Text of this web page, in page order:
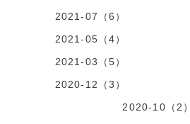
2021-07（6）
2021-05（4）
2021-03（5）
2020-12（3）
2020-10（2）